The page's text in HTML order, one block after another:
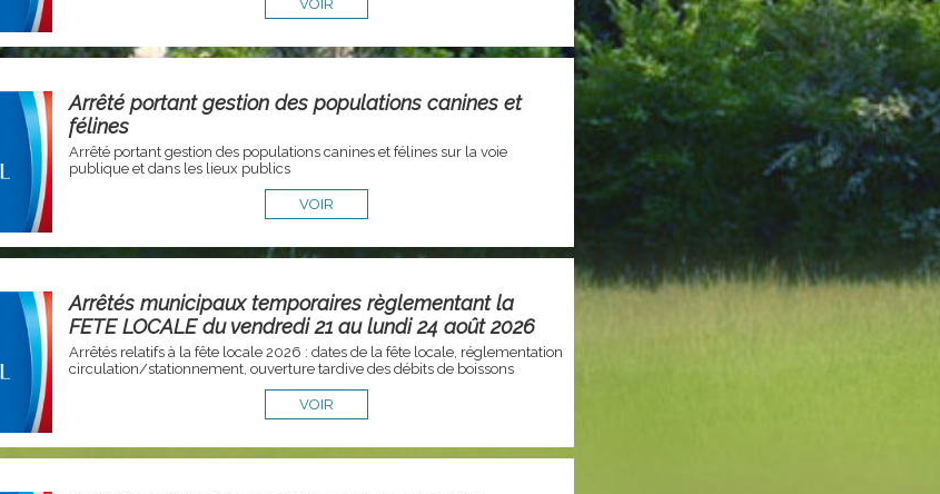
VOIR
Arrêté portant gestion des populations canines et
félines
Arrêté portant gestion des populations canines et félines sur la voie
publique et dans les lieux publics
VOIR
Arrêtés municipaux temporaires règlementant la
FETE LOCALE du vendredi 21 au lundi 24 août 2026
Arrêtés relatifs à la fête locale 2026 : dates de la fête locale, réglementation
circulation/stationnement, ouverture tardive des débits de boissons
VOIR